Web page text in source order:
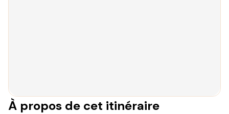
À propos de cet itinéraire